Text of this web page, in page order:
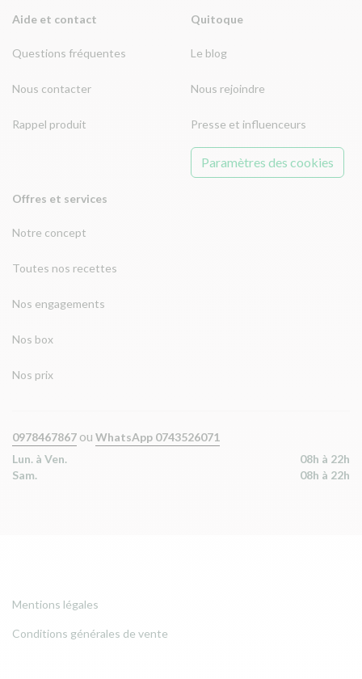
Aide et contact
Questions fréquentes
Nous contacter
Rappel produit
Offres et services
Notre concept
Toutes nos recettes
Nos engagements
Nos box
Nos prix
Quitoque
Le blog
Nous rejoindre
Presse et influenceurs
Paramètres des cookies
0978467867 ou WhatsApp 0743526071
Lun. à Ven.
08h à 22h
Sam.
08h à 22h
Mentions légales
Conditions générales de vente